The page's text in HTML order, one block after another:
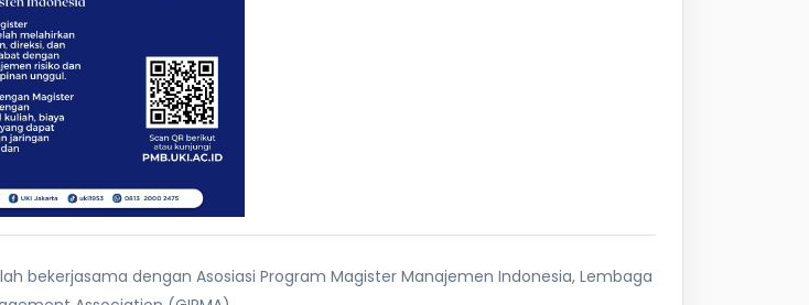
bekerjasama dengan Asosiasi Program Magister Manajemen Indonesia, Lembaga